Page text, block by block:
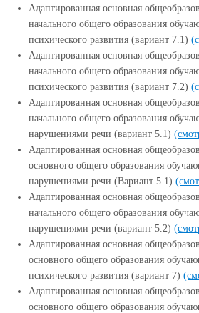
Адаптированная основная
начального общего образования
психического развития (вариант 7.1)
Адаптированная основная
начального общего образования
психического развития (вариант 7.2)
Адаптированная основная
начального общего образования
нарушениями речи (вариант 5.1)
Адаптированная основная
основного общего образования
нарушениями речи (Вариант 5.1)
Адаптированная основная
начального общего образования
нарушениями речи (вариант 5.2)
Адаптированная основная
основного общего образования
психического развития (вариант 7)
Адаптированная основная
основного общего образования